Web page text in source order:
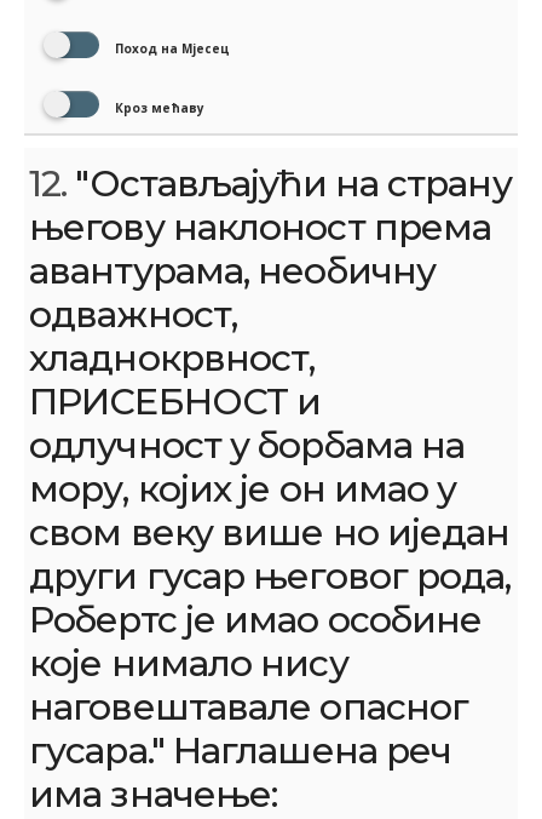
Поход на Мјесец
Кроз мећаву
12. "Остављајући на страну
његову наклоност према
авантурама, необичну
одважност,
хладнокрвност,
ПРИСЕБНОСТ и
одлучност у борбама на
мору, којих је он имао у
свом веку више но иједан
други гусар његовог рода,
Робертс је имао особине
које нимало нису
наговештавале опасног
гусара." Наглашена реч
има значење: